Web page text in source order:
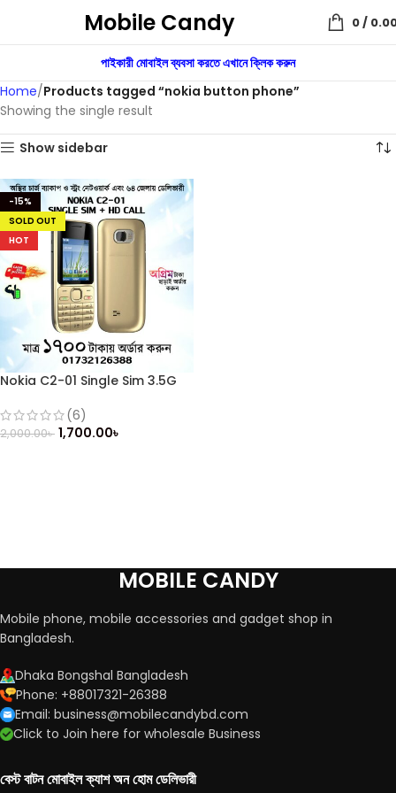
Mobile Candy 0/
পাইকারী মোবাইল ব্যবসা করতে এখানে ক্লিক করুন
Home Products tagged “nokia button phone”
Showing the single result
Show sidebar
-15%
SOLD OUT
HOT
Nokia C2-01 Single Sim 3.5G
(6)
2,000.00৳ 1,700.00৳
MOBILE CANDY
Mobile phone, mobile accessories and gadget shop in
Bangladesh.
Dhaka Bongshal Bangladesh
Phone: +88017321-26388
Email: business@mobilecandybd.com
Click to Join here for wholesale Business
বেস্ট বাটন মোবাইল ক্যাশ অন হোম ডেলিভারী